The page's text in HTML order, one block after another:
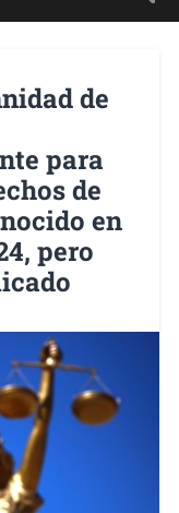
de
para
de
en
pero